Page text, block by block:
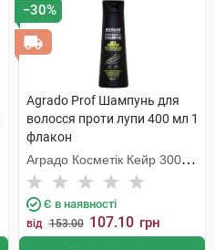
−30%
Agrado Prof Шампунь для
волосся проти лупи 400 мл 1
флакон
Аградо Косметік Кейр 3000
С.Л.У.
Є в наявності
від 153.00 107.10 грн